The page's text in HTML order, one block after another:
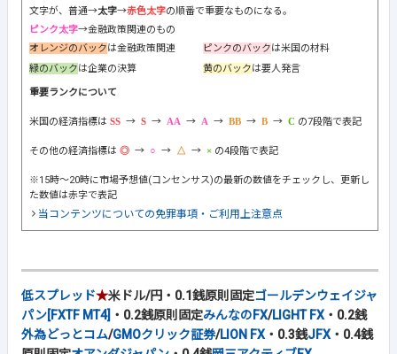
文字が、普通→太字→赤色太字の順番で重要なものになる。
ピンク太字→金融政策関連のもの
オレンジのバックは金融政策関連 ピンクのバックは米国の材料
緑のバックは企業の決算 黄のバックは要人発言
重要ランクについて
米国の経済指標は → → → → → → の7段階で表記
その他の経済指標は → → → の4段階で表記
※15時～20時に市場予想値(コンセンサス)の最新の数値をチェックし、更新し
た数値は赤字で表記
当コンテンツについての免罪事項・ご利用上注意点
低スプレッド★米ドル/円・0.1銭原則固定ゴールデンウェイジャ
パン[FXTF MT4] ・0.2銭原則固定みんなのFX/LIGHT FX・0.2銭
外為どっとコム/GMOクリック証券/LION FX・0.3銭JFX・0.4銭